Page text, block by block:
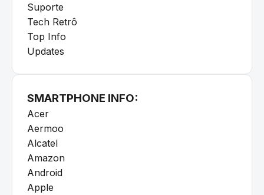
Suporte
Tech Retrô
Top Info
Updates
SMARTPHONE INFO:
Acer
Aermoo
Alcatel
Amazon
Android
Apple